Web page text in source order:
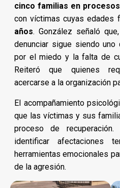
cinco familias en
con víctimas cuyas edades
años. González señaló
denunciar sigue siendo
por el miedo y la falta de
Reiteró que quienes
acercarse a la organización
El acompañamiento
que las víctimas y sus
proceso de
identificar afectaciones
herramientas emocionales
de la agresión.